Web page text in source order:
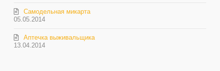
05.05.2014
Самодельная микарта
13.04.2014
Аптечка выживальщика